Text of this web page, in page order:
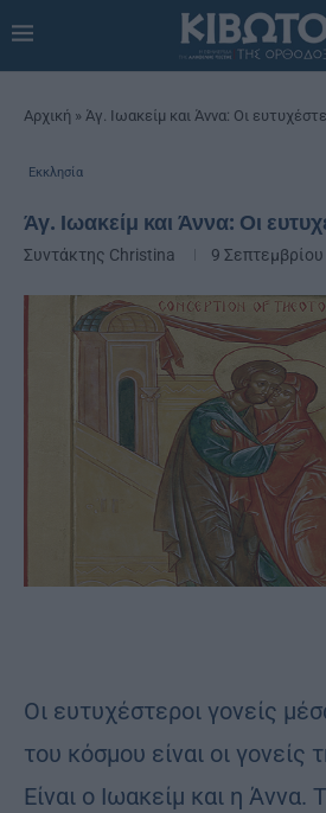
Αρχική » Άγ. Ιωακείμ και Άννα: Οι
Εκκλησία
Άγ. Ιωακείμ και Άννα: Οι
Συντάκτης Christina 9
Οι ευτυχέστεροι γονείς
του κόσμου είναι οι γονείς
Είναι ο Ιωακείμ και η Άννα.